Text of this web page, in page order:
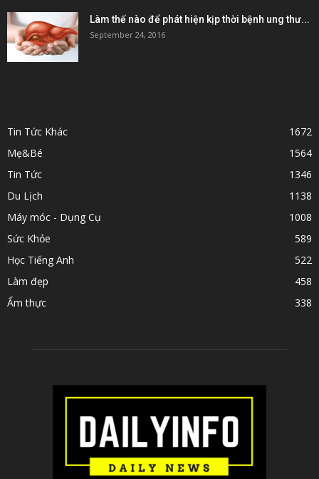
Làm thế nào để phát hiện kịp thời bệnh ung thư...
September 24, 2016
Tin Tức Khác
1672
Mẹ&Bé
1564
Tin Tức
1346
Du Lịch
1138
Máy móc - Dụng Cụ
1008
Sức Khỏe
589
Học Tiếng Anh
522
Làm đẹp
458
Ẩm thực
338